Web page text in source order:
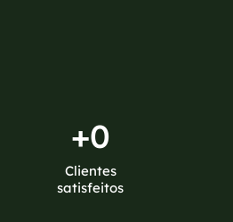
+0
Clientes
satisfeitos